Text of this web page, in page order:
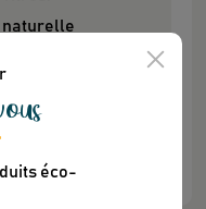
éco-
naturelle
avoir 690 ml de